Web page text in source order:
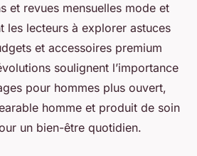
et revues mensuelles mode et
les lecteurs à explorer astuces
et accessoires premium
soulignent l’importance
pour hommes plus ouvert,
homme et produit de soin
un bien-être quotidien.